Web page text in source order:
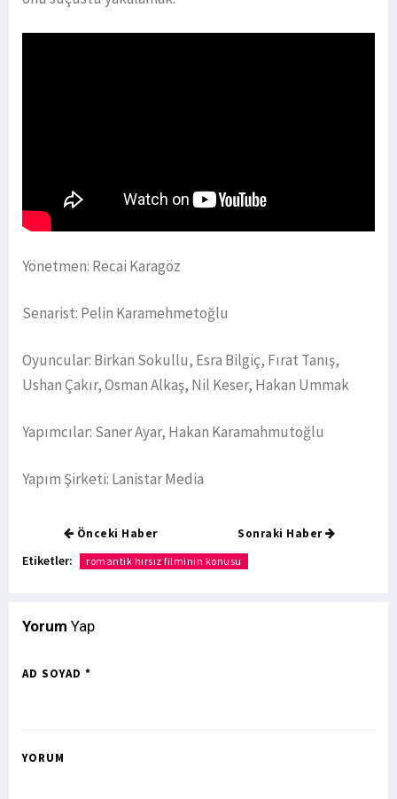
Yönetmen: Recai Karagöz
Senarist: Pelin Karamehmetoğlu
Oyuncular: Birkan Sokullu, Esra Bilgiç, Fırat Tanış,
Ushan Çakır, Osman Alkaş, Nil Keser, Hakan Ummak
Yapımcılar: Saner Ayar, Hakan Karamahmutoğlu
Yapım Şirketi: Lanistar Media
Önceki Haber Sonraki Haber
Etiketler: romantik hırsız filminin konusu
Yorum Yap
AD SOYAD *
YORUM